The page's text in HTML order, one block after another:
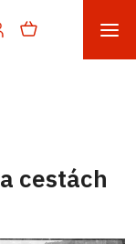
cestách